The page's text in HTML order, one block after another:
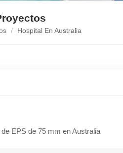
/ Hospital En Australia
EPS de 75 mm en Australia